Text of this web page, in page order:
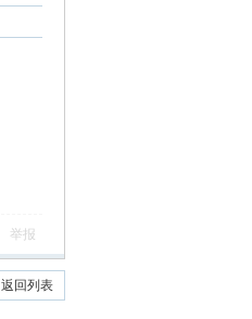
举报
返回列表